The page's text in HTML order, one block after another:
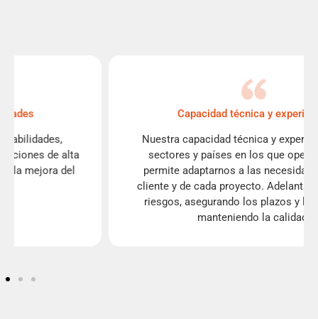
Capacidad técnica y experiencia
Nuestra capacidad técnica y experiencia en los
sectores y países en los que operamos, nos
permite adaptarnos a las necesidades de cada
cliente y de cada proyecto. Adelantándonos a los
riesgos, asegurando los plazos y los costes, y
manteniendo la calidad.